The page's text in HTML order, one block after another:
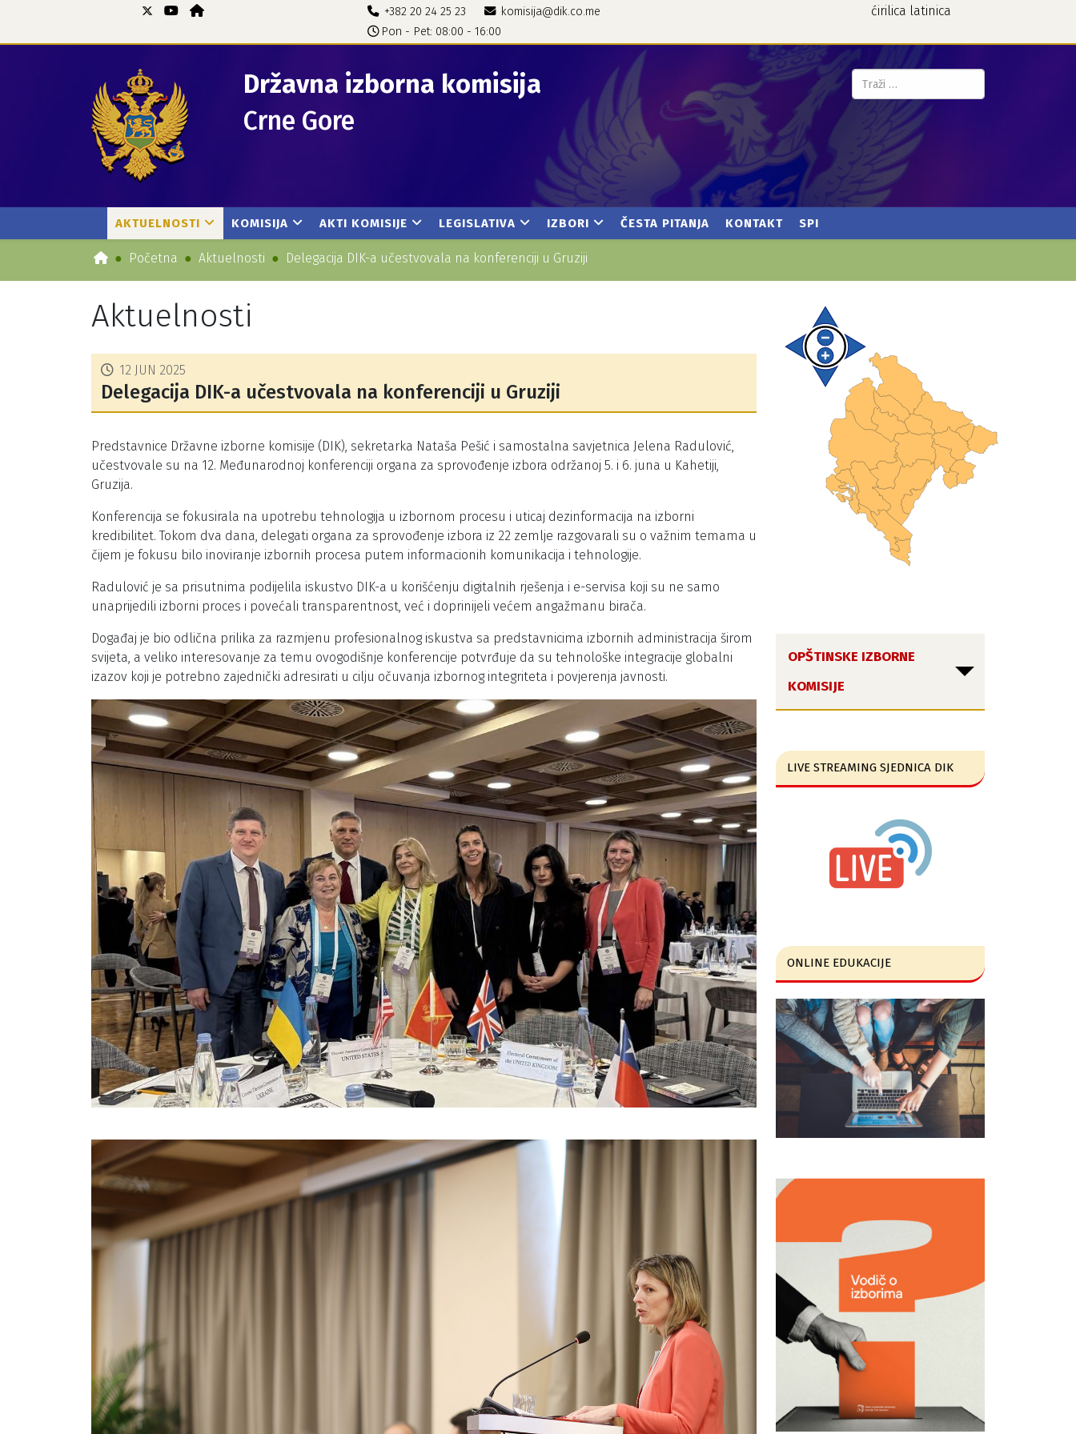
+382 20 24 25 23
komisija@dik.co.me
Pon - Pet: 08:00 - 16:00
ćirilica latinica
Državna izborna komisija
Crne Gore
Pretraga...
AKTUELNOSTI KOMISIJA AKTI KOMISIJE LEGISLATIVA IZBORI ČESTA PITANJA KONTAKT SPI
Početna Aktuelnosti Delegacija DIK-a učestvovala na konferenciji u Gruziji
Aktuelnosti
12 JUN 2025
Delegacija DIK-a učestvovala na konferenciji u Gruziji
Predstavnice Državne izborne komisije (DIK), sekretarka Nataša Pešić i samostalna savjetnica Jelena Radulović,
učestvovale su na 12. Međunarodnoj konferenciji organa za sprovođenje izbora održanoj 5. i 6. juna u Kahetiji,
Gruzija.
Konferencija se fokusirala na upotrebu tehnologija u izbornom procesu i uticaj dezinformacija na izborni
kredibilitet. Tokom dva dana, delegati organa za sprovođenje izbora iz 22 zemlje razgovarali su o važnim temama u
čijem je fokusu bilo inoviranje izbornih procesa putem informacionih komunikacija i tehnologije.
Radulović je sa prisutnima podijelila iskustvo DIK-a u korišćenju digitalnih rješenja i e-servisa koji su ne samo
unaprijedili izborni proces i povećali transparentnost, već i doprinijeli većem angažmanu birača.
Događaj je bio odlična prilika za razmjenu profesionalnog iskustva sa predstavnicima izbornih administracija širom
svijeta, a veliko interesovanje za temu ovogodišnje konferencije potvrđuje da su tehnološke integracije globalni
izazov koji je potrebno zajednički adresirati u cilju očuvanja izbornog integriteta i povjerenja javnosti.
OPŠTINSKE IZBORNE
KOMISIJE
LIVE STREAMING SJEDNICA DIK
ONLINE EDUKACIJE